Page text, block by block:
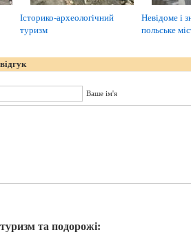
Історико-археологічний
туризм
Невідоме і
польське
Ваше ім'я
та подорожі: